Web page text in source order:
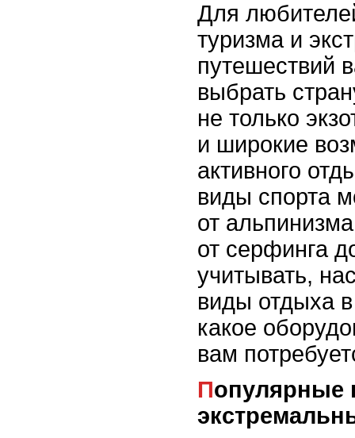
Для
туризма и
путешествий
выбрать
не только
и широкие
активного
виды спорта
от
от серфинга
учитывать,
виды отдыха
какое
вам
Популярные направления для